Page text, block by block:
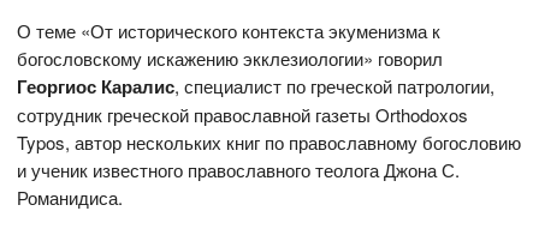
О теме «От исторического контекста экуменизма к
богословскому искажению экклезиологии» говорил
Георгиос Каралис, специалист по греческой патрологии,
сотрудник греческой православной газеты Orthodoxos
Typos, автор нескольких книг по православному богословию
и ученик известного православного теолога Джона С.
Романидиса.